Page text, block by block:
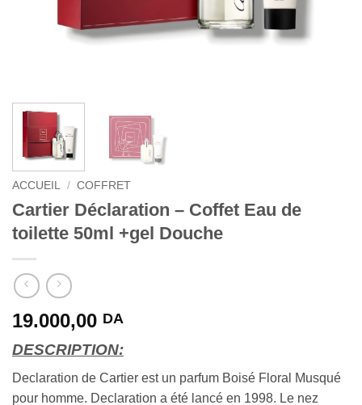
ACCUEIL / COFFRET
Cartier Déclaration – Coffet Eau de
toilette 50ml +gel Douche
19.000,00 DA
DESCRIPTION:
Declaration de Cartier est un parfum Boisé Floral Musqué
pour homme. Declaration a été lancé en 1998. Le nez